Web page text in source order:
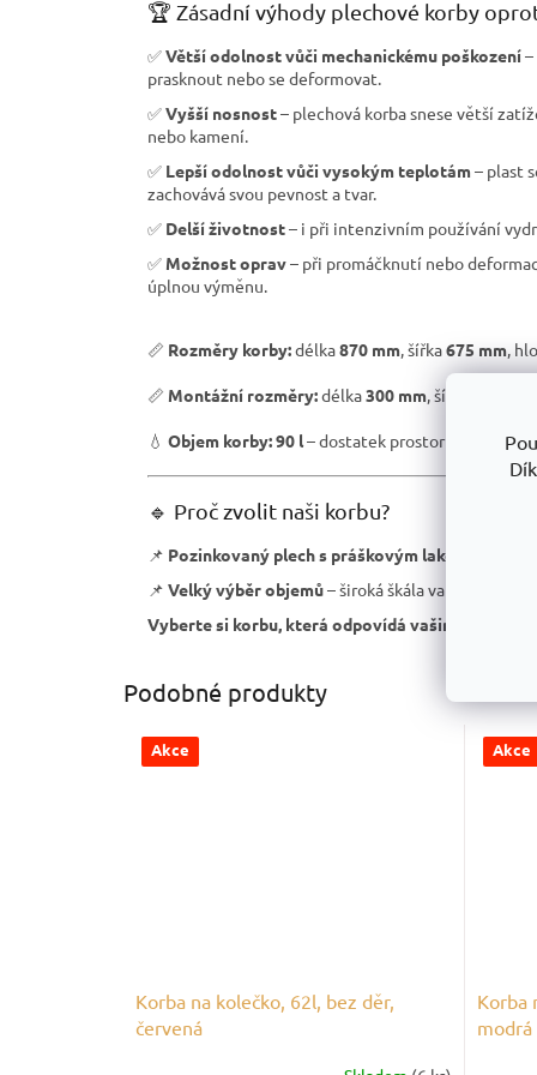
🏆 Zásadní výhody plechové korby
✅Větší odolnost vůči mechanickému poškození
prasknout nebo se deformovat.
✅Vyšší nosnost– plechová korba snese větší
nebo kamení.
✅ Lepší odolnost vůči vysokým teplotám– plast
zachovává svou pevnost a tvar.
✅ Delší životnost– i při intenzivním používání
✅ Možnost oprav– při promáčknutí nebo
úplnou výměnu.
📏 Rozměry korby:délka870 mm, šířka675 mm,
📏 Montážní rozměry:délka300 mm, šířka
💧 Objem korby:90 l– dostatek prostoru pro
🔹 Proč zvolit naši korbu?
📌 Pozinkovaný plech s práškovým lakováním
📌 Velký výběr objemů– široká škála variant pro
Vyberte si korbu, která odpovídá vašim
Podobné produkty
Akce
Korba na kolečko, 62l, bez děr,
červená
Akce
Korba
modrá